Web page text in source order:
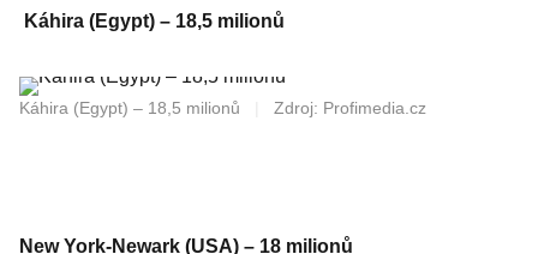
Káhira (Egypt) – 18,5 milionů
Káhira (Egypt) – 18,5 milionů Zdroj: Profimedia.cz
New York-Newark (USA) – 18 milionů